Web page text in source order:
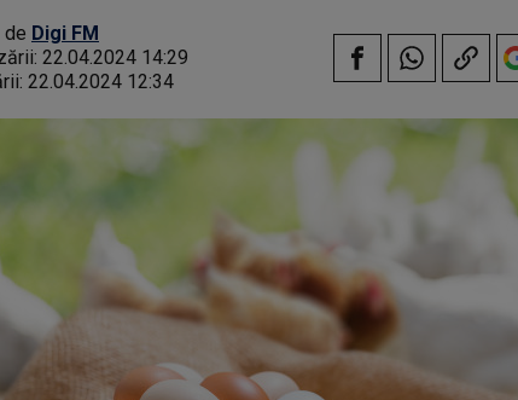
Digi FM
22.04.2024 14:29
22.04.2024 12:34